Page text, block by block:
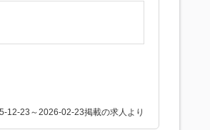
12-23～2026-02-23掲載の求人より